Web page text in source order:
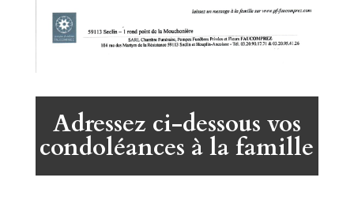
Adressez ci-dessous vos
condoléances à la famille